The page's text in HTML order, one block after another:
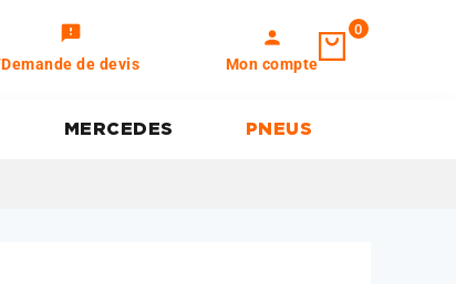
feedback
Demande de devis
person
Mon compte
0
MERCEDES PNEUS